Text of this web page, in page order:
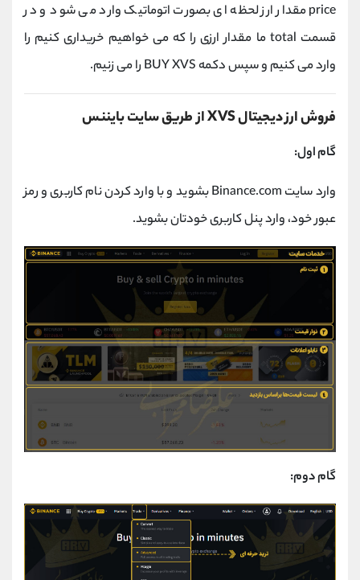
price مقدار ارز لحظه ای بصورت اتوماتیک وارد می شود و در
قسمت total ما مقدار ارزی را که می خواهیم خریداری کنیم را
وارد می کنیم و سپس دکمه BUY XVS را می زنیم.
فروش ارز دیجیتال XVS از طریق سایت بایننس
گام اول:
وارد سایت Binance.com بشوید و با وارد کردن نام کاربری و رمز
عبور خود، وارد پنل کاربری خودتان بشوید.
گام دوم: